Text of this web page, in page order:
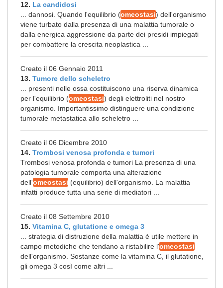
12. La candidosi
... dannosi. Quando l'equilibrio (omeostasi) dell'organismo
viene turbato dalla presenza di una malattia tumorale o
dalla energica aggressione da parte dei presidi impiegati
per combattere la crescita neoplastica ...
Creato il 06 Gennaio 2011
13. Tumore dello scheletro
... presenti nelle ossa costituiscono una riserva dinamica
per l'equilibrio (omeostasi) degli elettroliti nel nostro
organismo. Importantissimo distinguere una condizione
tumorale metastatica allo scheletro ...
Creato il 06 Dicembre 2010
14. Trombosi venosa profonda e tumori
Trombosi venosa profonda e tumori La presenza di una
patologia tumorale comporta una alterazione
dell'omeostasi (equilibrio) dell'organismo. La malattia
infatti produce tutta una serie di mediatori ...
Creato il 08 Settembre 2010
15. Vitamina C, glutatione e omega 3
... strategia di distruzione della malattia è utile mettere in
campo metodiche che tendano a ristabilire l'omeostasi
dell'organismo. Sostanze come la vitamina C, il glutatione,
gli omega 3 così come altri ...